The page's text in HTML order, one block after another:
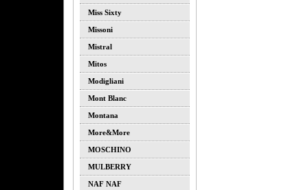
Miss Sixty
Missoni
Mistral
Mitos
Modigliani
Mont Blanc
Montana
More&more
MOSCHINO
MULBERRY
NAF NAF